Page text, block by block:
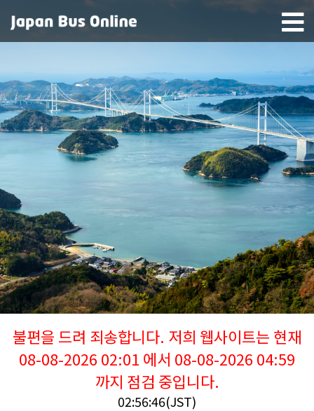
불편을 드려 죄송합니다. 저희 웹사이트는 현재
08-08-2026 02:01 에서 08-08-2026 04:59
까지 점검 중입니다.
02:56:46(JST)